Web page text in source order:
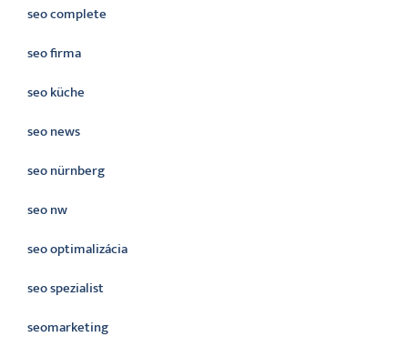
seo complete
seo firma
seo küche
seo news
seo nürnberg
seo nw
seo optimalizácia
seo spezialist
seomarketing